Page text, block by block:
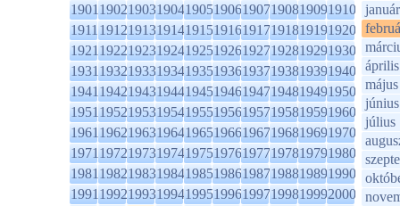
1901190219031904190519061907190819091910
1911191219131914191519161917191819191920
1921192219231924192519261927192819291930
1931193219331934193519361937193819391940
1941194219431944194519461947194819491950
1951195219531954195519561957195819591960
1961196219631964196519661967196819691970
1971197219731974197519761977197819791980
1981198219831984198519861987198819891990
1991199219931994199519961997199819992000
január
április
május
június
július